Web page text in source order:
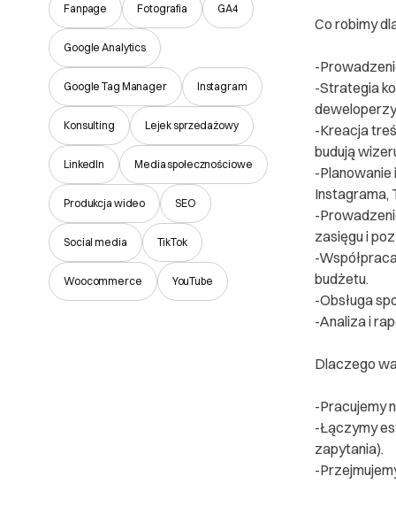
Fanpage Fotografia GA4
Google Analytics
Google Tag Manager Instagram
Konsulting Lejek sprzedażowy
LinkedIn Media społecznościowe
Produkcja wideo SEO
Social media TikTok
Woocommerce YouTube
Co robimy
-
-Strategia
-Kreacja
budują
-Planowanie
Instagrama,
-
zasięgu i
-
budżetu.
-Obsługa
-Analiza i
Dlaczego
-Pracujemy
-Łączymy
zapytania).
-